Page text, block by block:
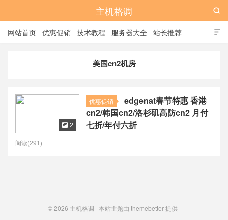
主机格调

网站首页 优惠促销 技术教程 服务器大全 站长推荐

美国cn2机房
优惠促销
edgenat春节特惠 香港
cn2/韩国cn2/洛杉矶高防cn2 月付
七折/年付六折
 2
阅读(291)
© 2026 主机格调 本站主题由 themebetter提供